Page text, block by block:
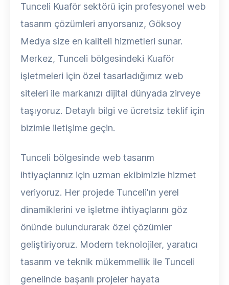
Tunceli Kuaför sektörü için profesyonel web
tasarım çözümleri arıyorsanız, Göksoy
Medya size en kaliteli hizmetleri sunar.
Merkez, Tunceli bölgesindeki Kuaför
işletmeleri için özel tasarladığımız web
siteleri ile markanızı dijital dünyada zirveye
taşıyoruz. Detaylı bilgi ve ücretsiz teklif için
bizimle iletişime geçin.
Tunceli bölgesinde web tasarım
ihtiyaçlarınız için uzman ekibimizle hizmet
veriyoruz. Her projede Tunceli'ın yerel
dinamiklerini ve işletme ihtiyaçlarını göz
önünde bulundurarak özel çözümler
geliştiriyoruz. Modern teknolojiler, yaratıcı
tasarım ve teknik mükemmellik ile Tunceli
genelinde başarılı projeler hayata